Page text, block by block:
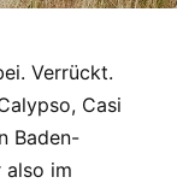
Verrückt.
Casi
Baden-
im